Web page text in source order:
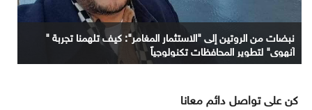
نبضات من الروتين إلى "الاستثمار المغامر": كيف تلهمنا تجربة "
آنهوي" لتطوير المحافظات تكنولوجياً
كن على تواصل دائم معانا